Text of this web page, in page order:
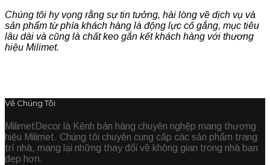
Chúng tôi hy vọng rằng sự tin tưởng, hài lòng về dịch vụ và
sản phẩm từ phía khách hàng là động lực cố gắng, mục tiêu
lâu dài và cũng là chất keo gắn kết khách hàng với thương
hiệu Milimet.
Về Chúng Tôi
MilimetDecor là Kênh bán hàng chuyên nghệp mang thương
hiệu Milimet. Chúng tôi chuyên cung cấp các sản phẩm trang
trí nhà, mang lại những thay đổi về không gian trong nhà bạn
đẹp hơn.